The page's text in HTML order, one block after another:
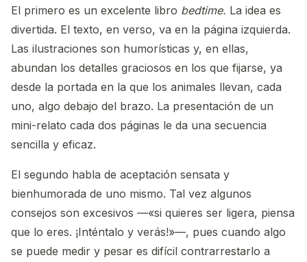
El primero es un excelente libro bedtime. La idea es
divertida. El texto, en verso, va en la página izquierda.
Las ilustraciones son humorísticas y, en ellas,
abundan los detalles graciosos en los que fijarse, ya
desde la portada en la que los animales llevan, cada
uno, algo debajo del brazo. La presentación de un
mini-relato cada dos páginas le da una secuencia
sencilla y eficaz.
El segundo habla de aceptación sensata y
bienhumorada de uno mismo. Tal vez algunos
consejos son excesivos —«si quieres ser ligera, piensa
que lo eres. ¡Inténtalo y verás!»—, pues cuando algo
se puede medir y pesar es difícil contrarrestarlo a